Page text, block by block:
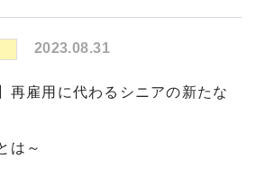
2023.08.31
再雇用に代わるシニアの新たな
は～